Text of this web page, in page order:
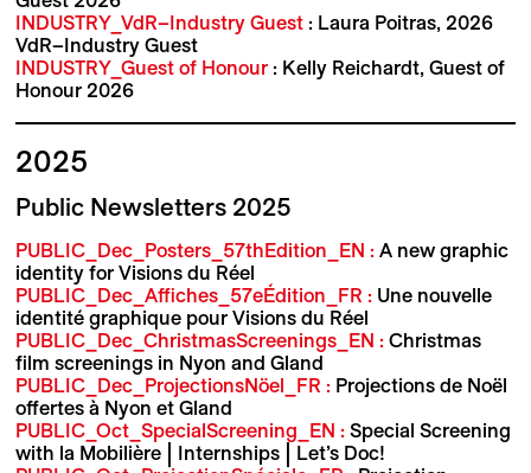
INDUSTRY_VdR–Industry Guest: Laura Poitras, 2026
VdR–Industry Guest
INDUSTRY_Guest of Honour: Kelly Reichardt, Guest of
Honour 2026
2025
Public Newsletters 2025
PUBLIC_Dec_Posters_57thEdition_EN :A new graphic
identity for Visions du Réel
PUBLIC_Dec_Affiches_57eÉdition_FR : Une nouvelle
identité graphique pour Visions du Réel
PUBLIC_Dec_ChristmasScreenings_EN :Christmas
film screenings in Nyon and Gland
PUBLIC_Dec_ProjectionsNöel_FR : Projections de Noël
offertes à Nyon et Gland
PUBLIC_Oct_SpecialScreening_EN : Special Screening
with la Mobilière | Internships | Let’s Doc!